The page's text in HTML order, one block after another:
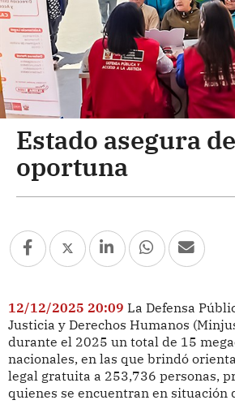
Estado asegura
oportuna
12/12/2025 20:09 La Defensa
Justicia y Derechos Humanos
durante el 2025 un total de 15
nacionales, en las que brindó
legal gratuita a 253,736 personas,
quienes se encuentran en situación